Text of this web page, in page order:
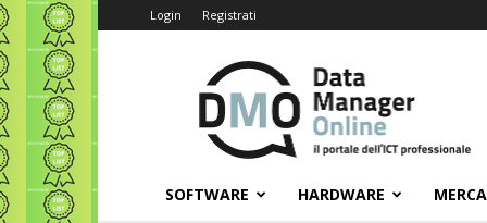
Login Registrati
Data
Manager
Online
SOFTWARE HARDWARE